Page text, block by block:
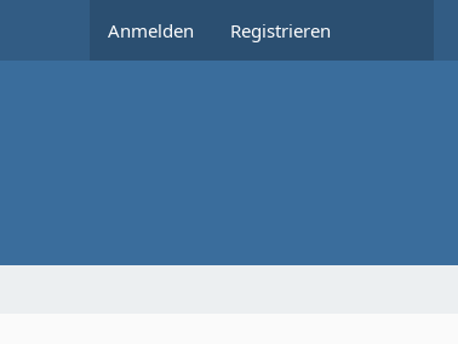
Anmelden Registrieren